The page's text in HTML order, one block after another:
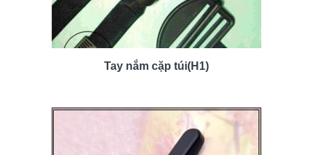
Tay nắm cặp túi(H1)